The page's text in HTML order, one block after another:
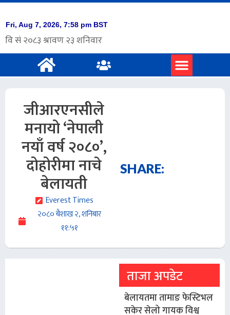
जीआरएनसीले
मनायो ‘नेपाली
नयाँ वर्ष २०८०’,
दोहोरीमा नाचे
बेलायती
Everest Times
२०८० बैशाख २, शनिबार
११:५१
SHARE:
ताजा अपडेट
बेलायतमा तामाङ फेस्टिभल
सकेर सेलो गायक विश्व